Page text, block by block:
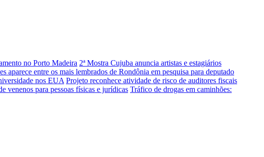
no Porto Madeira 2ª Mostra Cujuba anuncia artistas e estagiários
aparece entre os mais lembrados de Rondônia em pesquisa para deputado
nos EUA Projeto reconhece atividade de risco de auditores fiscais
venenos para pessoas físicas e jurídicas Tráfico de drogas em caminhões: